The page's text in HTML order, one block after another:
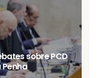
sobre PCD